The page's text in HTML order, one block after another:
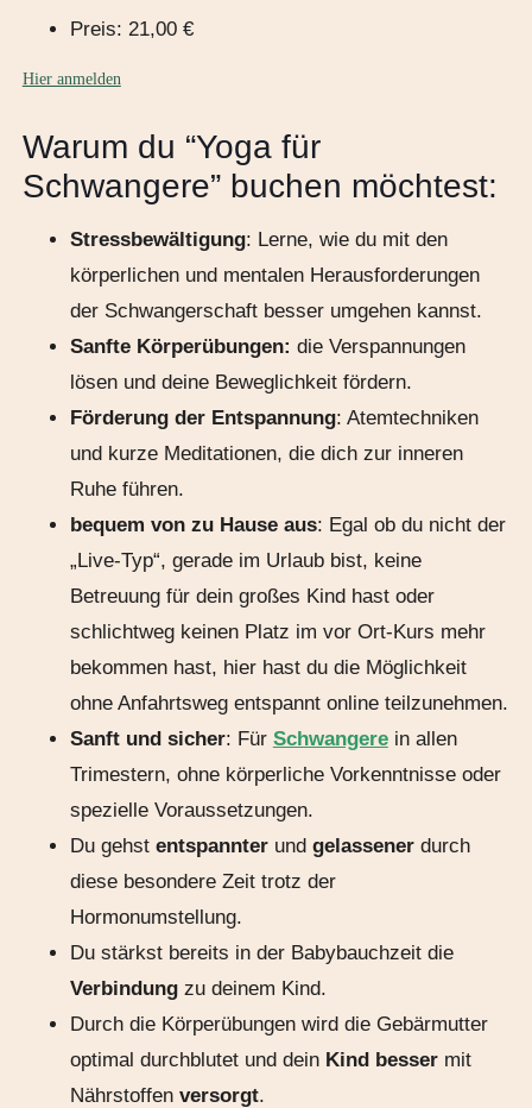
Preis: 21,00 €
Hier anmelden
Warum du “Yoga für
Schwangere” buchen möchtest:
Stressbewältigung: Lerne, wie du mit den
körperlichen und mentalen Herausforderungen
der Schwangerschaft besser umgehen kannst.
Sanfte Körperübungen: die Verspannungen
lösen und deine Beweglichkeit fördern.
Förderung der Entspannung: Atemtechniken
und kurze Meditationen, die dich zur inneren
Ruhe führen.
bequem von zu Hause aus: Egal ob du nicht der
„Live-Typ“, gerade im Urlaub bist, keine
Betreuung für dein großes Kind hast oder
schlichtweg keinen Platz im vor Ort-Kurs mehr
bekommen hast, hier hast du die Möglichkeit
ohne Anfahrtsweg entspannt online teilzunehmen.
Sanft und sicher: Für Schwangere in allen
Trimestern, ohne körperliche Vorkenntnisse oder
spezielle Voraussetzungen.
Du gehst entspannterund gelassenerdurch
diese besondere Zeit trotz der
Hormonumstellung.
Du stärkst bereits in der Babybauchzeit die
Verbindungzu deinem Kind.
Durch die Körperübungen wird die Gebärmutter
optimal durchblutet und dein Kind bessermit
Nährstoffen versorgt.